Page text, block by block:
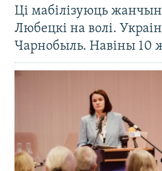
Ці мабілізуюць
Любецкі на волі.
Чарнобыль. Навіны 10